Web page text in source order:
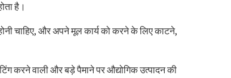
है।
चाहिए, और अपने मूल कार्य को करने के लिए काटने,
करने वाली और बड़े पैमाने पर औद्योगिक उत्पादन की